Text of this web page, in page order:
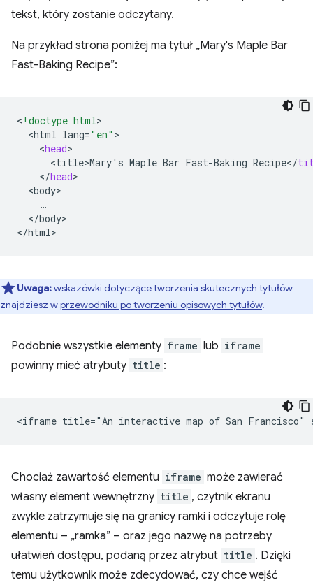
tekst, który zostanie odczytany.
Na przykład strona poniżej ma tytuł „Mary's Maple Bar
Fast-Baking Recipe”:
< !doctype html
<html lang="en"
<head
<title>Mary' s Maple Bar Fast-Baking Recipe</
</head
<body
</body>
</html
Uwaga:wskazówki dotyczące tworzenia skutecznych tytułów
znajdziesz wprzewodniku po tworzeniu opisowych tytułów.
Podobnie wszystkie elementy frame lub iframe
powinny mieć atrybuty title :
Chociaż zawartość elementu iframe może zawierać
własny element wewnętrzny title , czytnik ekranu
zwykle zatrzymuje się na granicy ramki i odczytuje rolę
elementu – „ramka” – oraz jego nazwę na potrzeby
ułatwień dostępu, podaną przez atrybut title . Dzięki
temu użytkownik może zdecydować, czy chce wejść